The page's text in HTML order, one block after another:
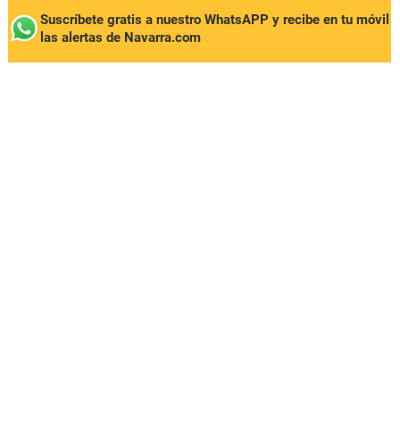
Suscríbete gratis a nuestro WhatsAPP y recibe en tu móvil
las alertas de Navarra.com